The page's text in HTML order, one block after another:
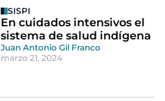
SISPI
En cuidados intensivos el
sistema de salud indígena
Juan Antonio Gil Franco
marzo 21, 2024